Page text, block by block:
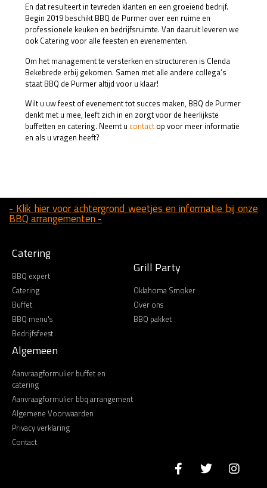
En dat resulteert in tevreden klanten en een groeiend bedrijf.
Begin 2019 beschikt BBQ de Purmer over een ruime en
professionele keuken en bedrijfsruimte. Van daaruit leveren we
ook Catering voor alle feesten en evenementen.
Om het management te versterken en structureren is Clenda
Bekebrede erbij gekomen. Samen met alle andere collega’s
staat BBQ de Purmer altijd voor u klaar!
Wilt u uw feest of evenement tot succes maken, BBQ de Purmer
denkt met u mee, leeft zich in en zorgt voor de heerlijkste
buffetten en catering. Neemt u contactop voor meer informatie
en als u vragen heeft?
- Klik hier voor achtergrond weetjes en informatie bij onze
BBQ arrangementen -
Catering
BBQ expert
Catering
Buffet
BBQ menu's
Bedrijfsfeest
Grill Party
Oklahoma Smoker
Over ons
BBQ pakket
Algemeen
Aanvraagformulier buffet en
catering
Aanvraagformulier bbq arrangement
Algemene Voorwaarden
Privacy verklaring
Contact